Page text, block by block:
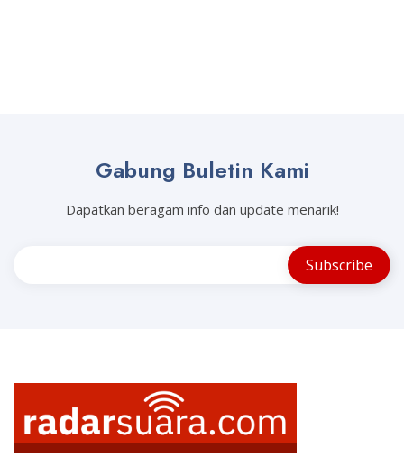
Gabung Buletin Kami
Dapatkan beragam info dan update menarik!